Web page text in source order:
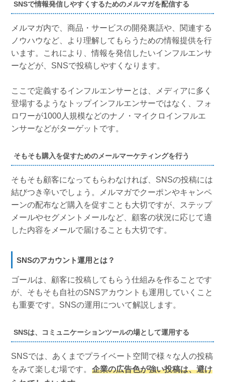
SNSで情報発信しやすくするためのメルマガを配信する
メルマガ内で、商品・サービスの開発裏話や、関連する
ノウハウなど、より理解してもらうための情報提供を行
います。これにより、情報を発信したいインフルエンサ
ーなどが、SNSで投稿しやすくなります。
ここで定義するインフルエンサーとは、メディアに多く
登場するようなトップインフルエンサーではなく、フォ
ロワーが1000人規模などのナノ・マイクロインフルエ
ンサーなどがターゲットです。
そもそも購入を促すためのメールマーケティングを行う
そもそも顧客になってもらわなければ、SNSの投稿には
結びつき辛いでしょう。メルマガでクーポンやキャンペ
ーンの配布など購入を促すことも大切ですが、ステップ
メールやセグメントメールなど、顧客の状況に応じて適
した内容をメールで届けることも大切です。
SNSのアカウント運用とは？
ゴールは、顧客に投稿してもらう仕組みを作ることです
が、そもそも自社のSNSアカウントも運用していくこと
も重要です。SNSの運用について解説します。
SNSは、コミュニケーションツールの場として運用する
SNSでは、あくまでプライベート空間で様々な人の投稿
をみて楽しむ場です。 企業の広告色が強い投稿は、避け